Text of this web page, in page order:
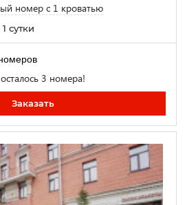
номер с 1 кроватью
сутки
3 номера!
Заказать